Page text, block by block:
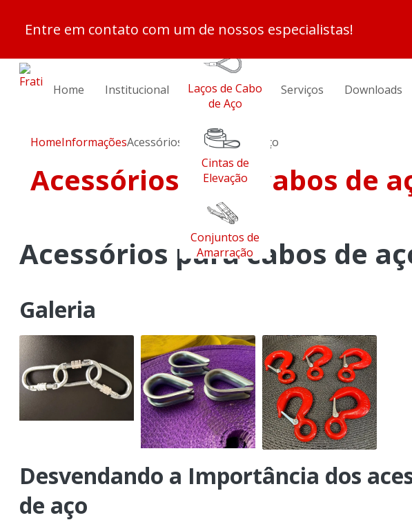
Entre em contato com um de nossos especialistas!
Home Institucional
Cabos de Aço
Laços de Cabo
de Aço
Cintas de
Elevação
Conjuntos de
Amarração
Lingas de
Corrente
Cordas e
Serviços Downloads
HomeInformaçõesAcessórios para cabos de aço
Acessórios para cabos de
Acessórios para cabos de
Galeria
Desvendando a Importância dos
de aço